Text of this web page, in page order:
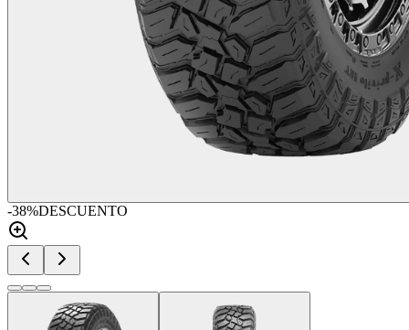
-38%DESCUENTO